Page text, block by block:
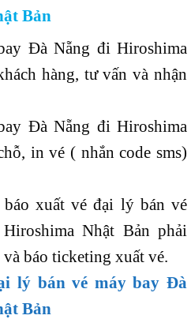
Bản
Đà Nẵng đi Hiroshima
hàng, tư vấn và nhận
Đà Nẵng đi Hiroshima
in vé ( nhắn code sms)
xuất vé đại lý bán vé
Nhật Bản phải
báo ticketing xuất vé.
lý bán vé máy bay Đà
Bản